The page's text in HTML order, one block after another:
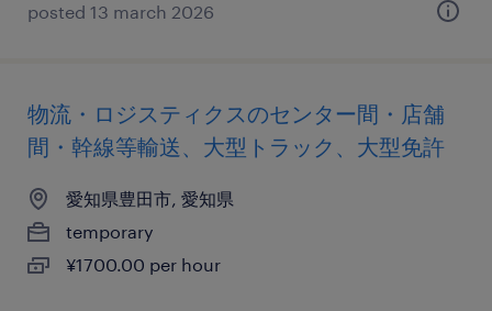
posted 13 march 2026
物流・ロジスティクスのセンター間・店舗
間・幹線等輸送、大型トラック、大型免許
愛知県豊田市, 愛知県
temporary
¥1700.00 per hour